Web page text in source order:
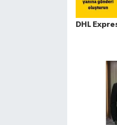
DHL